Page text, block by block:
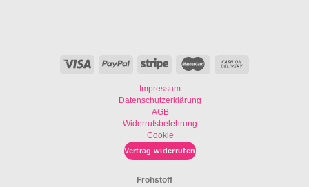
Frohstoff
Impressum
Datenschutzerklärung
AGB
Widerrufsbelehrung
Cookie
Vertrag widerrufen